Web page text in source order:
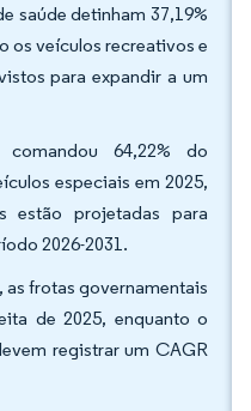
saúde detinham 37,19%
os veículos recreativos e
para expandir a um
64,22% do
especiais em 2025,
estão projetadas para
2026-2031.
frotas governamentais
de 2025, enquanto o
registrar um CAGR